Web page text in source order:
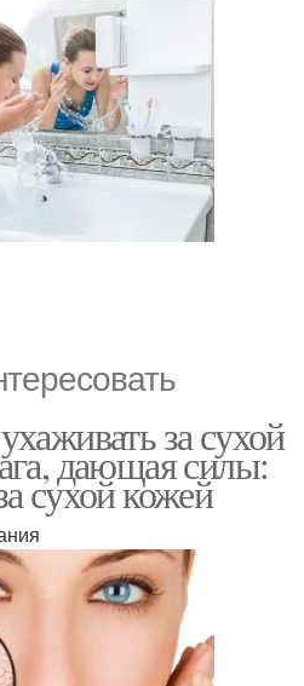
за сухой
дающая силы:
сухой кожей